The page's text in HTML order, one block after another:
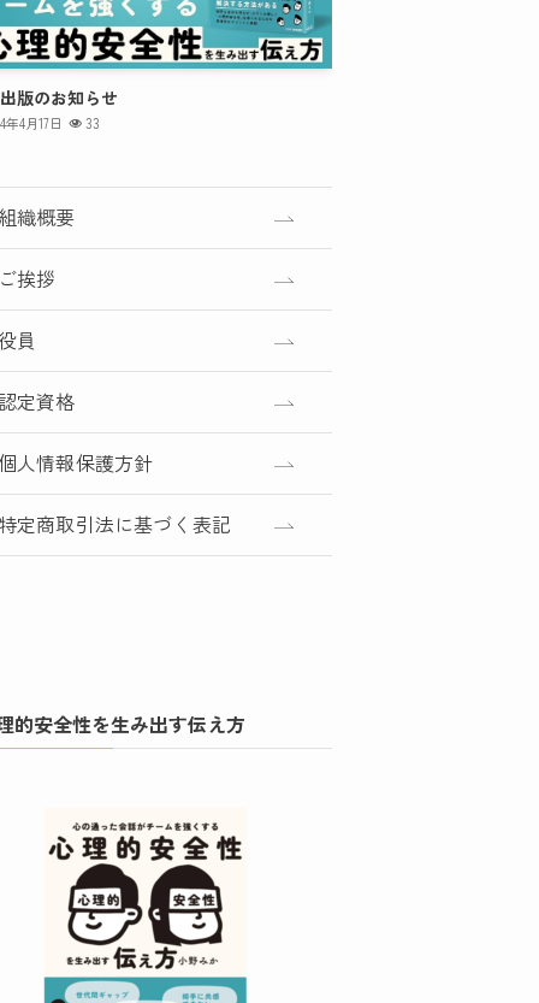
版のお知らせ
年4月17日 33
織概要
挨拶
員
定資格
人情報保護方針
定商取引法に基づく表記
的安全性を生み出す伝え方